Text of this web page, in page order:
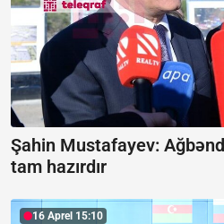
Şahin Mustafayev:
tam hazırdır
16 Aprel 15:10